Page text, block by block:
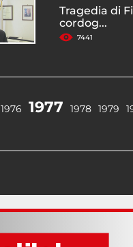
Tragedia di
cordog...
7441
1976 1977 1978 1979